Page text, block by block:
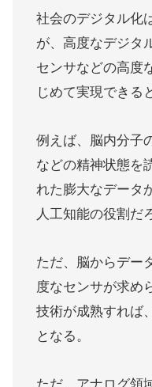
社会のデジタル化
が、高度なデジタ
センサなどの高度
じめて実現できる
例えば、脳内分子
などの精神状態を
れた膨大なデータ
人工知能の役割だ
ただ、脳からデー
度なセンサが求め
技術が成熟すれば
となる。
ただ、アナログ領